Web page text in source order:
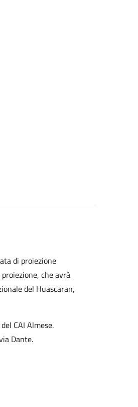
di proiezione
proiezione, che avrà
del Huascaran,
CAI Almese.
Dante.